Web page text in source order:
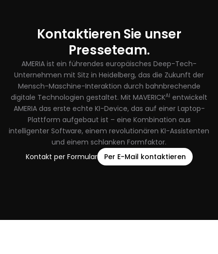
Kontaktieren Sie unser
Presseteam.
AMERIA ist ein führendes europäisches Deep-Tech-
Unternehmen mit Sitz in Heidelberg, das die Zukunft der
Mensch-Maschine-Interaktion durch bahnbrechende
digitale Technologien gestaltet. Mit MAVERICKAI entwickelt
AMERIA das erste echte KI-Device, das auf einer Laptop-
Plattform aufgebaut ist – eine Kombination aus
intelligenter Software, einem revolutionären KI-Assistenten
und einem schlanken Formfaktor.
Kontakt per Formular
Per E-Mail kontaktieren